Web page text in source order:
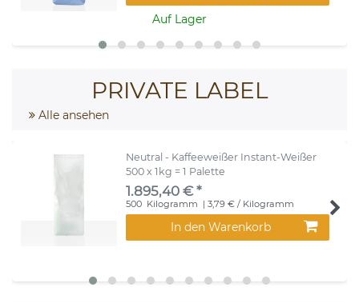
Auf Lager
PRIVATE LABEL
Alle ansehen
Neutral - Kaffeeweißer Instant-Weißer
500 x 1kg = 1 Palette
1.895,40 € *
500 Kilogramm | 3,79 € / Kilogramm
In den Warenkorb